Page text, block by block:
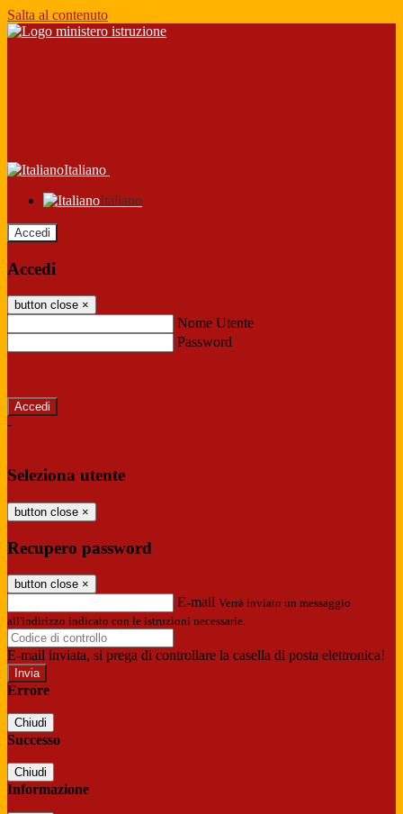
Salta al contenuto
Italiano
Italiano
Accedi
Accedi
button close ×
Nome Utente
Password
-
Seleziona utente
button close ×
Recupero password
button close ×
E-mail Verrà inviato un messaggio
all'indirizzo indicato con le istruzioni necessarie.
E-mail inviata, si prega di controllare la casella di posta elettronica!
Errore
Chiudi
Successo
Chiudi
Informazione